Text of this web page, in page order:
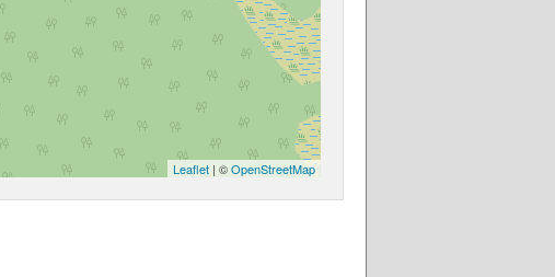
Leaflet | ©OpenStreetMap